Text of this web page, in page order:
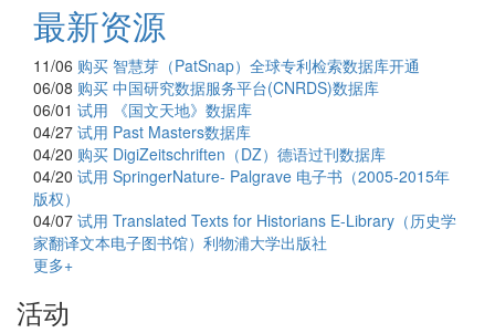
最新资源
11/06 购买 智慧芽（PatSnap）全球专利检索数据库开通
06/08 购买 中国研究数据服务平台(CNRDS)数据库
06/01 试用
《国文天地》数据库
04/27 试用 Past Masters数据库
04/20 购买 DigiZeitschriften（DZ）德语过刊数据库
04/20 试用 SpringerNature- Palgrave 电子书（2005-2015年
版权）
04/07 试用 Translated Texts for Historians E-Library（历史学
家翻译文本电子图书馆）利物浦大学出版社
更多+
活动